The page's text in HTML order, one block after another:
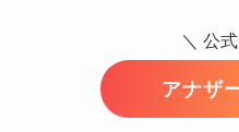
＼ 公
アナザ